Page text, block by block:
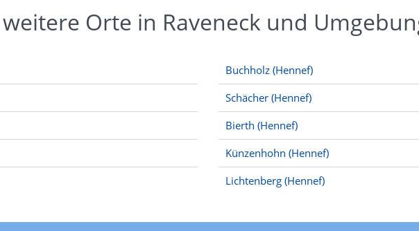
Orte in Raveneck und
Buchholz (Hennef)
Schächer (Hennef)
Bierth (Hennef)
Künzenhohn (Hennef)
Lichtenberg (Hennef)